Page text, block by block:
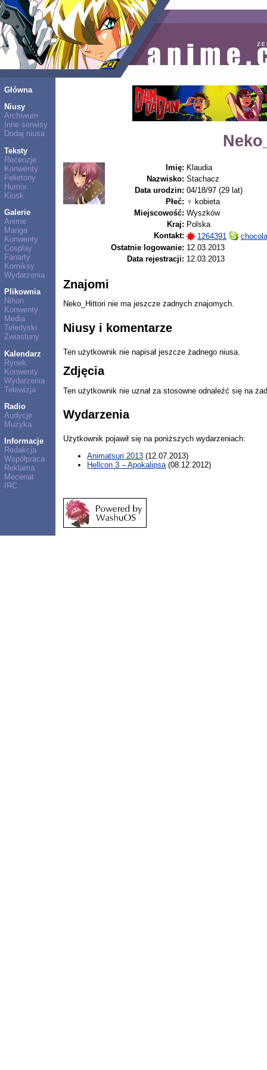
Główna
Niusy
Archiwum
Inne serwisy
Dodaj niusa
Teksty
Recenzje
Konwenty
Felietony
Humor
Kiosk
Galerie
Anime
Manga
Konwenty
Cosplay
Fanarty
Komiksy
Wydarzenia
Plikownia
Nihon
Konwenty
Media
Teledyski
Zwiastuny
Kalendarz
Rynek
Konwenty
Wydarzenia
Telewizja
Radio
Audycje
Muzyka
Informacje
Redakcja
Współpraca
Reklama
Mecenat
IRC
Imię: Klaudia
Nazwisko: Stachacz
Data urodzin: 04/18/97 (29 lat)
Płeć: ♀ kobieta
Miejscowość: Wyszków
Kraj: Polska
Kontakt:
1264391
Ostatnie logowanie: 12.03.2013
Data rejestracji: 12.03.2013
Znajomi
Neko_Hittori nie ma jeszcze żadnych znajomych.
Niusy i komentarze
Ten użytkownik nie napisał jeszcze żadnego niusa.
Zdjęcia
Ten użytkownik nie uznał za stosowne odnaleźć się na
Wydarzenia
Użytkownik pojawił się na poniższych wydarzeniach:
Animatsuri 2013 (12.07.2013)
Hellcon 3 – Apokalipsa (08.12.2012)